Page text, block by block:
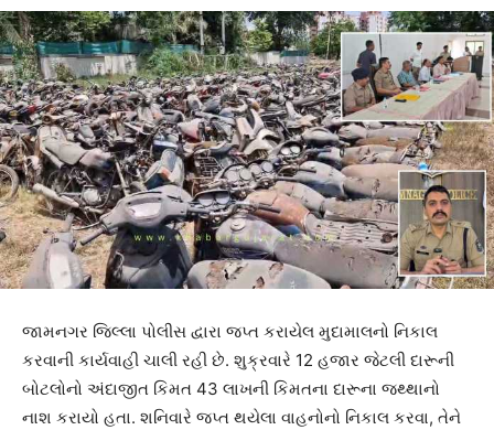
જામનગર જિલ્લા પોલીસ દ્વારા જપ્ત કરાયેલ મુદામાલનો નિકાલ
કરવાની કાર્યવાહી ચાલી રહી છે. શુક્રવારે 12 હજાર જેટલી દારૂની
બોટલોનો અંદાજીત કિમત 43 લાખની કિમતના દારૂના જથ્થાનો
નાશ કરાયો હતા. શનિવારે જપ્ત થયેલા વાહનોનો નિકાલ કરવા, તેને